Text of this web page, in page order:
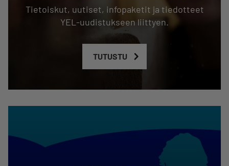
Tietoiskut, uutiset, infopaketit ja tiedotteet
YEL-uudistukseen liittyen.
TUTUSTU